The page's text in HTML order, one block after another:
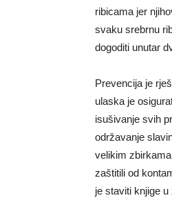
ribicama jer
svaku srebrnu
dogoditi unutar
Prevencija je
ulaska je
isušivanje svih
održavanje
velikim
zaštitili od
je staviti knjige